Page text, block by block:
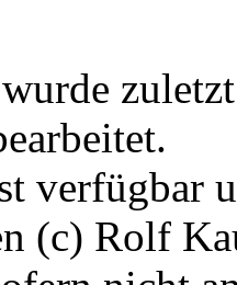
verfügbar
(c) Rolf